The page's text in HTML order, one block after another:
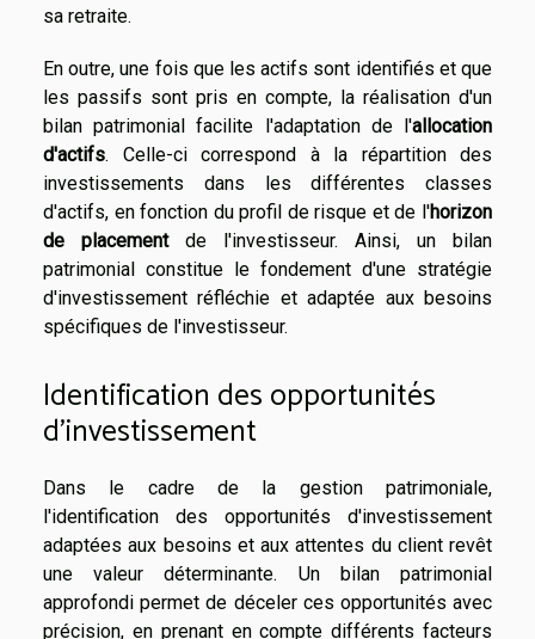
sa retraite.
En outre, une fois que les actifs sont identifiés et que
les passifs sont pris en compte, la réalisation d'un
bilan patrimonial facilite l'adaptation de l'allocation
d'actifs. Celle-ci correspond à la répartition des
investissements dans les différentes classes
d'actifs, en fonction du profil de risque et de l'horizon
de placementde l'investisseur. Ainsi, un bilan
patrimonial constitue le fondement d'une stratégie
d'investissement réfléchie et adaptée aux besoins
spécifiques de l'investisseur.
Identification des opportunités
d'investissement
Dans le cadre de la gestion patrimoniale,
l'identification des opportunités d'investissement
adaptées aux besoins et aux attentes du client revêt
une valeur déterminante. Un bilan patrimonial
approfondi permet de déceler ces opportunités avec
précision, en prenant en compte différents facteurs